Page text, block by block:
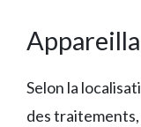
Selon la
des